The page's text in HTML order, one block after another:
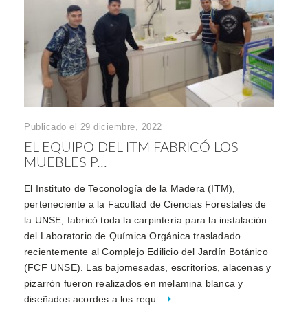
Publicado el 29 diciembre, 2022
EL EQUIPO DEL ITM FABRICÓ LOS
MUEBLES P...
El Instituto de Teconología de la Madera (ITM),
perteneciente a la Facultad de Ciencias Forestales de
la UNSE, fabricó toda la carpintería para la instalación
del Laboratorio de Química Orgánica trasladado
recientemente al Complejo Edilicio del Jardín Botánico
(FCF UNSE). Las bajomesadas, escritorios, alacenas y
pizarrón fueron realizados en melamina blanca y
diseñados acordes a los requ...